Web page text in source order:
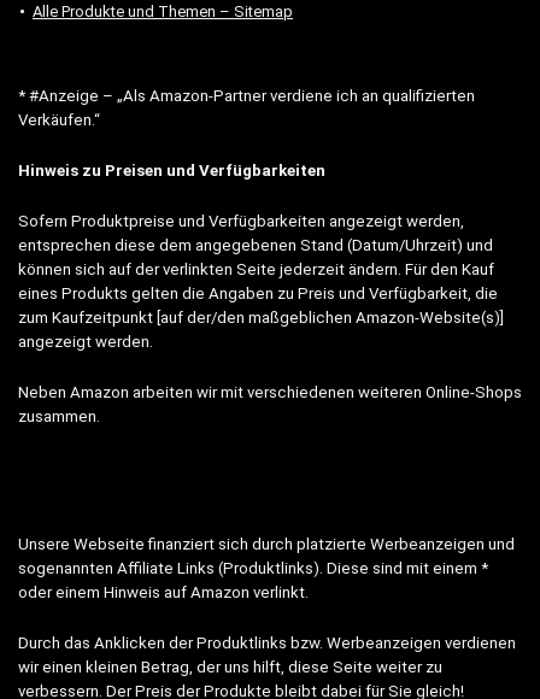
Alle Produkte und Themen – Sitemap
* #Anzeige – „Als Amazon-Partner verdiene ich an qualifizierten
Verkäufen.“
Hinweis zu Preisen und Verfügbarkeiten
Sofern Produktpreise und Verfügbarkeiten angezeigt werden,
entsprechen diese dem angegebenen Stand (Datum/Uhrzeit) und
können sich auf der verlinkten Seite jederzeit ändern. Für den Kauf
eines Produkts gelten die Angaben zu Preis und Verfügbarkeit, die
zum Kaufzeitpunkt [auf der/den maßgeblichen Amazon-Website(s)]
angezeigt werden.
Neben Amazon arbeiten wir mit verschiedenen weiteren Online-Shops
zusammen.
Unsere Webseite finanziert sich durch platzierte Werbeanzeigen und
sogenannten Affiliate Links (Produktlinks). Diese sind mit einem *
oder einem Hinweis auf Amazon verlinkt.
Durch das Anklicken der Produktlinks bzw. Werbeanzeigen verdienen
wir einen kleinen Betrag, der uns hilft, diese Seite weiter zu
verbessern. Der Preis der Produkte bleibt dabei für Sie gleich!